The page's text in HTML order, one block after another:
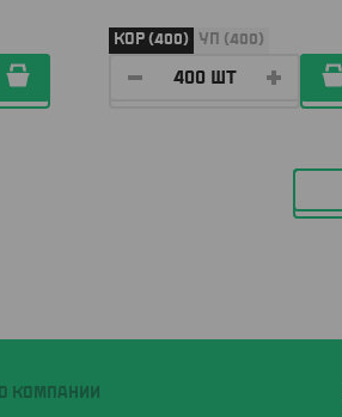
КОР (400) УП (400)
О КОМПАНИИ